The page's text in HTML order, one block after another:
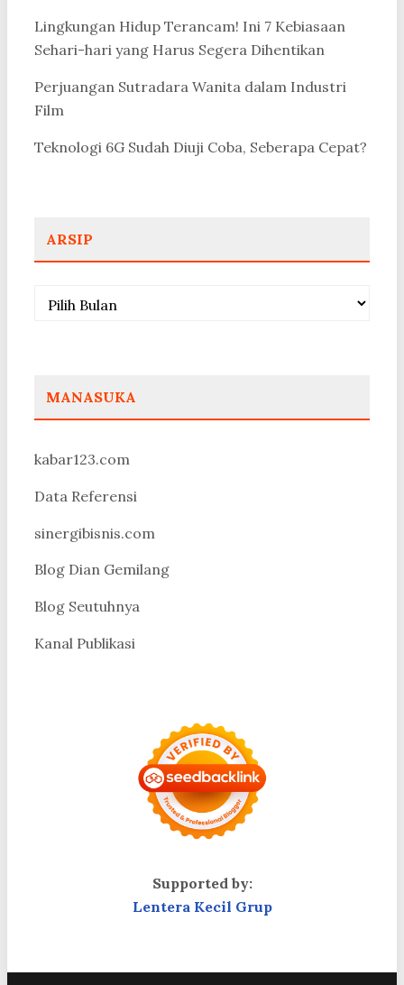
Lingkungan Hidup Terancam! Ini 7 Kebiasaan
Sehari-hari yang Harus Segera Dihentikan
Perjuangan Sutradara Wanita dalam Industri
Film
Teknologi 6G Sudah Diuji Coba, Seberapa Cepat?
ARSIP
Arsip
MANASUKA
kabar123.com
Data Referensi
sinergibisnis.com
Blog Dian Gemilang
Blog Seutuhnya
Kanal Publikasi
Supported by:
Lentera Kecil Grup